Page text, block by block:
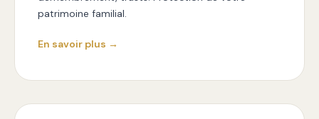
patrimoine familial.
En savoir plus →